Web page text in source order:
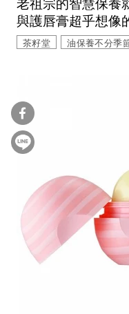
與護唇膏超乎想像
茶籽堂 油保養不分季